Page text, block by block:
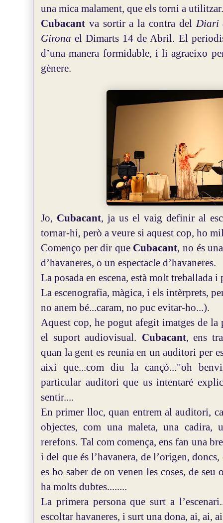
una mica malament, que els torni a
Cubacant va sortir a la contra delDiari
Girona el Dimarts 14 de Abril. El
d’una manera formidable, i li agraeixo
gènere.
Jo, Cubacant, ja us el vaig definir al
tornar-hi, però a veure si aquest cop, ho
Començo per dir que Cubacant, no és
d’havaneres, o un espectacle d’havaneres.
La posada en escena, està molt treballada i
La escenografia, màgica, i els intèrprets,
no anem bé...caram, no puc evitar-ho...).
Aquest cop, he pogut afegit imatges de la
el suport audiovisual. Cubacant, ens
quan la gent es reunia en un auditori per
així que...com diu la cançó..."oh
particular auditori que us intentaré
sentir....
En primer lloc, quan entrem al auditori,
objectes, com una maleta, una cadira,
rerefons. Tal com comença, ens fan una
i del que és l’havanera, de l’origen,
es bo saber de on venen les coses, de
ha molts dubtes........
La primera persona que surt a
escoltar havaneres, i surt una dona, ai, ai,